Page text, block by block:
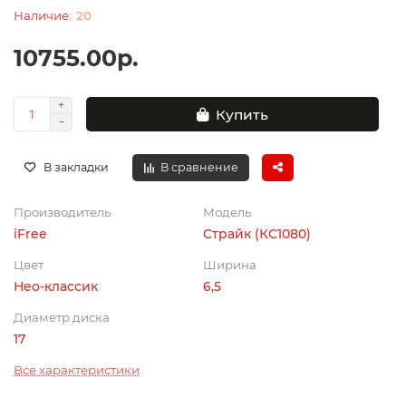
20
10755.00р.
Купить
В закладки В сравнение
Производитель
iFree
Модель
Страйк (КС1080)
Цвет
Нео-классик
Ширина
6,5
Диаметр диска
17
Все характеристики